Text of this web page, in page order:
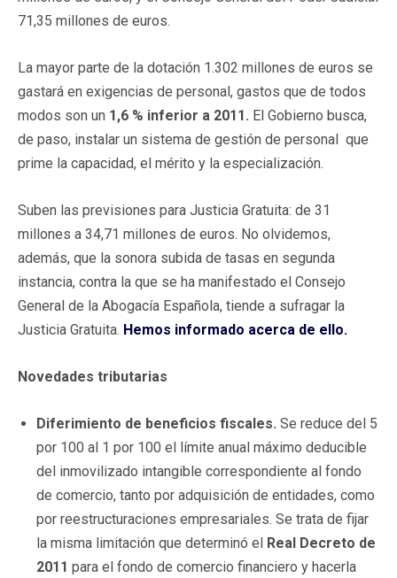
71,35 millones de euros.
La mayor parte de la dotación 1.302 millones de euros se
gastará en exigencias de personal, gastos que de todos
modos son un 1,6 % inferior a 2011. El Gobierno busca,
de paso, instalar un sistema de gestión de personal que
prime la capacidad, el mérito y la especialización.
Suben las previsiones para Justicia Gratuita: de 31
millones a 34,71 millones de euros. No olvidemos,
además, que la sonora subida de tasas en segunda
instancia, contra la que se ha manifestado el Consejo
General de la Abogacía Española, tiende a sufragar la
Justicia Gratuita. Hemos informado acerca de ello.
Novedades tributarias
Diferimiento de beneficios fiscales. Se reduce del 5
por 100 al 1 por 100 el límite anual máximo deducible
del inmovilizado intangible correspondiente al fondo
de comercio, tanto por adquisición de entidades, como
por reestructuraciones empresariales. Se trata de fijar
la misma limitación que determinó el Real Decreto de
2011 para el fondo de comercio financiero y hacerla